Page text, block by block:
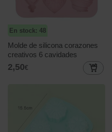
En stock: 48
Molde de silicona corazones
creativos 6 cavidades
2,50€